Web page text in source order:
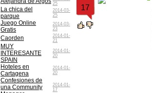
25
La chica del
parque
2014-03-
25
Juego Online
Gratis
2014-03-
23
Caorden
2014-01-
21
MUY
INTERESANTE
SPAIN
2014-01-
20
Hoteles en
Cartagena
2014-01-
20
Confesiones de
una Community
2014-01-
17
17